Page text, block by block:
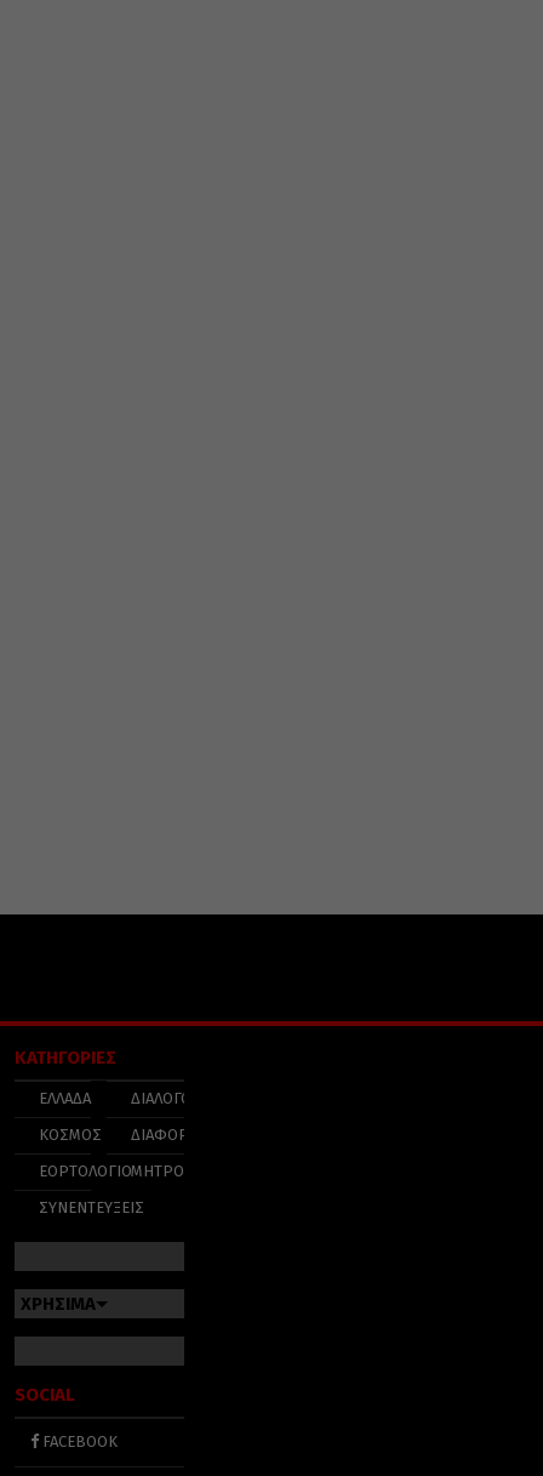
ΚΑΤΗΓΟΡΙΕΣ
ΕΛΛΑΔΑ
ΚΟΣΜΟΣ
ΕΟΡΤΟΛΟΓΙΟ
ΣΥΝΕΝΤΕΥΞΕΙΣ
ΔΙΑΛΟΓΟΣ
ΔΙΑΦΟΡΑ
ΜΗΤΡΟΠΟΛΕΙΣ
ΧΡΗΣΙΜΑ
SOCIAL
FACEBOOK